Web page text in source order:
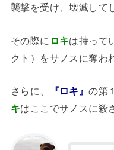
襲撃を受け、壊滅して
その際に ロキは持って
クト）をサノスに奪わ
さらに、 『ロキ』の第
キはここでサノスに殺